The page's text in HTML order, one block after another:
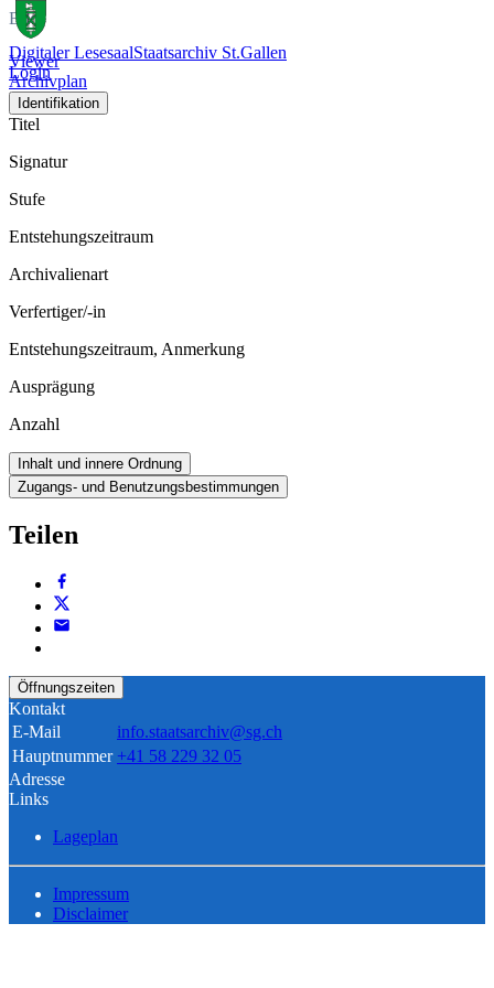
Digitaler LesesaalStaatsarchiv St.Gallen
Login
Bild
Viewer
Archivplan
Identifikation
Titel
Signatur
Stufe
Entstehungszeitraum
Archivalienart
Verfertiger/-in
Entstehungszeitraum, Anmerkung
Ausprägung
Anzahl
Inhalt und innere Ordnung
Zugangs- und Benutzungsbestimmungen
Teilen
Öffnungszeiten
Kontakt
E-Mail
info.staatsarchiv@sg.ch
Hauptnummer +41 58 229 32 05
Adresse
Links
Lageplan
Impressum
Disclaimer